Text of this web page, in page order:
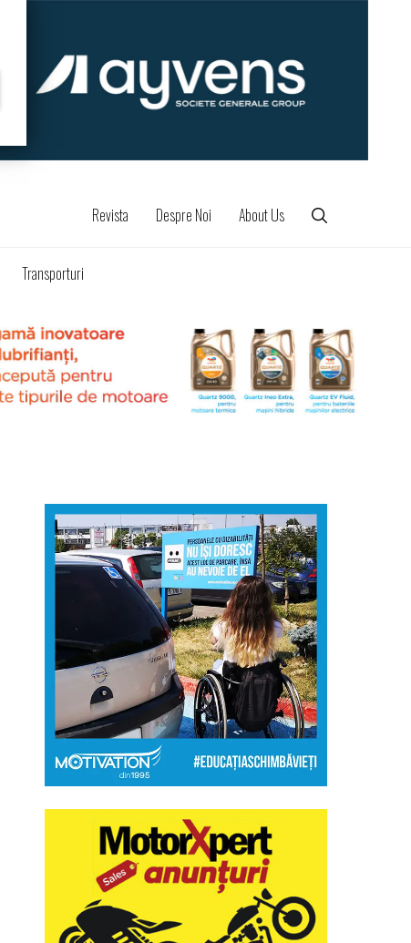
Revista Despre Noi About Us
Transporturi